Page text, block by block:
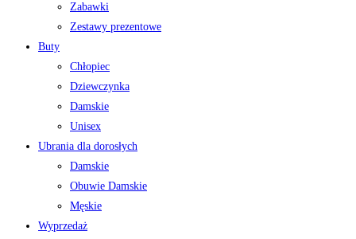
Zabawki
Zestawy prezentowe
Buty
Chłopiec
Dziewczynka
Damskie
Unisex
Ubrania dla dorosłych
Damskie
Obuwie Damskie
Męskie
Wyprzedaż